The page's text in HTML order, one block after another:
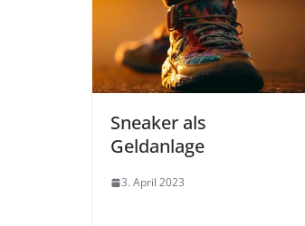
Sneaker als
Geldanlage
3. April 2023